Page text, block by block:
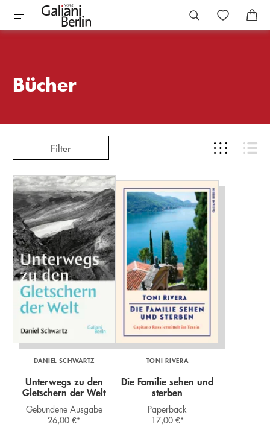
Bücher
Filter
DANIEL SCHWARTZ
Unterwegs zu den
Gletschern der Welt
Gebundene Ausgabe
26,00€*
TONI RIVERA
Die Familie sehen und
sterben
Paperback
17,00 €*